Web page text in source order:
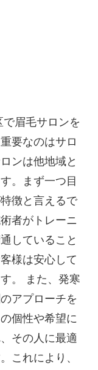
眉毛サロンを
要なのはサロ
ンは他地域と
。まず一つ目
徴と言えるで
者がトレーニ
していること
様は安心して
。 また、発寒
アプローチを
個性や希望に
その人に最適
これにより、